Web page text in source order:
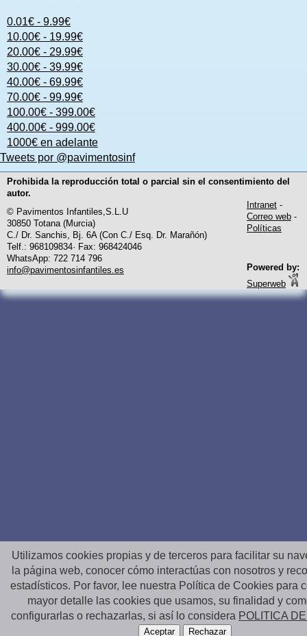
0.01€ - 9.99€
10.00€ - 19.99€
20.00€ - 29.99€
30.00€ - 39.99€
40.00€ - 69.99€
70.00€ - 99.99€
100.00€ - 399.00€
400.00€ - 999.00€
1000€ en adelante
Tweets por @pavimentosinf
Prohibida la reproducción total o parcial sin el consentimiento del
autor.
© Pavimentos Infantiles,S.L.U
30850 Totana (Murcia)
C./ Dr. Sanchis, Bj. 6A (Con C./ Esq. Dr. Marañón)
Telf.: 968109834· Fax: 968424046
WhatsApp: 722 714 796
info@pavimentosinfantiles.es
Intranet -
Correo web -
Políticas
Powered by:
Superweb
Utilizamos cookies propias y de terceros para facilitar su
la página web, conocer cómo interactúas con nosotros y
estadísticos. Por favor, lee nuestra Política de Cookies para
mayor detalle las cookies que usamos, su finalidad y
configurarlas o rechazarlas, si así lo considera POLITICA
Aceptar Rechazar